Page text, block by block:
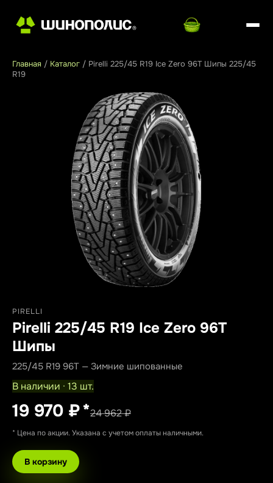
Главная / Каталог / Pirelli 225/45 R19 Ice Zero 96T Шипы 225/45
R19
PIRELLI
Pirelli 225/45 R19 Ice Zero 96T
Шипы
225/45 R19 96T — Зимние шипованные
В наличии · 13 шт.
19 970 ₽*24 962 ₽
* Цена по акции. Указана с учетом оплаты наличными.
В корзину